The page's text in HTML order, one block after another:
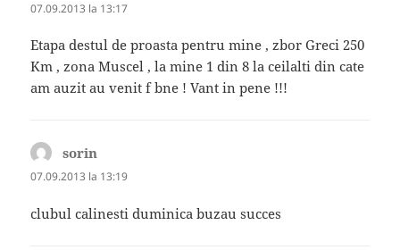
07.09.2013 la 13:17
Etapa destul de proasta pentru mine , zbor Greci 250
Km , zona Muscel , la mine 1 din 8 la ceilalti din cate
am auzit au venit f bne ! Vant in pene !!!
sorin
07.09.2013 la 13:19
clubul calinesti duminica buzau succes